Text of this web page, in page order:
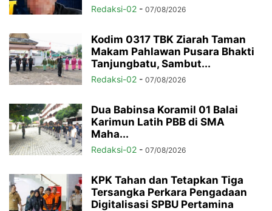
Redaksi-02 - 07/08/2026
Kodim 0317 TBK Ziarah Taman
Makam Pahlawan Pusara Bhakti
Tanjungbatu, Sambut...
Redaksi-02 - 07/08/2026
Dua Babinsa Koramil 01 Balai
Karimun Latih PBB di SMA
Maha...
Redaksi-02 - 07/08/2026
KPK Tahan dan Tetapkan Tiga
Tersangka Perkara Pengadaan
Digitalisasi SPBU Pertamina